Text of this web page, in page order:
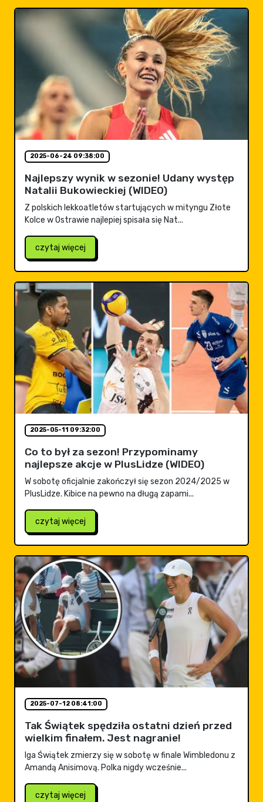
2025-06-24 09:38:00
Najlepszy wynik w sezonie! Udany występ
Natalii Bukowieckiej (WIDEO)
Z polskich lekkoatletów startujących w mityngu Złote
Kolce w Ostrawie najlepiej spisała się Nat...
czytaj więcej
2025-05-11 09:32:00
Co to był za sezon! Przypominamy
najlepsze akcje w PlusLidze (WIDEO)
W sobotę oficjalnie zakończył się sezon 2024/2025 w
PlusLidze. Kibice na pewno na długą zapami...
czytaj więcej
2025-07-12 08:41:00
Tak Świątek spędziła ostatni dzień przed
wielkim finałem. Jest nagranie!
Iga Świątek zmierzy się w sobotę w finale Wimbledonu z
Amandą Anisimovą. Polka nigdy wcześnie...
czytaj więcej